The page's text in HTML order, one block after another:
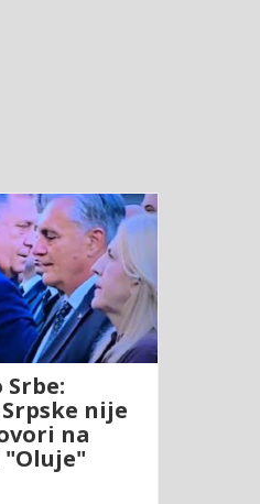
nije
na